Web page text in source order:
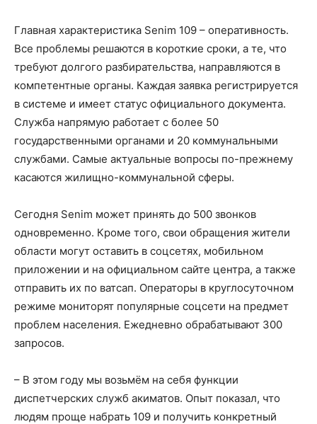
Главная характеристика Senim 109 – оперативность.
Все проблемы решаются в короткие сроки, а те, что
требуют долгого разбирательства, направляются в
компетентные органы. Каждая заявка регистрируется
в системе и имеет статус официального документа.
Служба напрямую работает с более 50
государственными органами и 20 коммунальными
службами. Самые актуальные вопросы по-прежнему
касаются жилищно-коммунальной сферы.
Сегодня Senim может принять до 500 звонков
одновременно. Кроме того, свои обращения жители
области могут оставить в соцсетях, мобильном
приложении и на официальном сайте центра, а также
отправить их по ватсап. Операторы в круглосуточном
режиме мониторят популярные соцсети на предмет
проблем населения. Ежедневно обрабатывают 300
запросов.
– В этом году мы возьмём на себя функции
диспетчерских служб акиматов. Опыт показал, что
людям проще набрать 109 и получить конкретный